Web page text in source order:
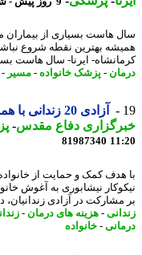
هاست بسیاری از بیماران مسیر
بهترین نقطه شروع نباشد؛
ایرنا- سال هاست بسیاری
-پزشک خانواده- مسیر-
آزادی 20 زندانی با همت خیر نیشابوری
دفاع مقدس-
81987340
نیشابوری به آغوش
در آزادی زندانیان، در
- هزینه های درمان -زندانیان
-خانواده